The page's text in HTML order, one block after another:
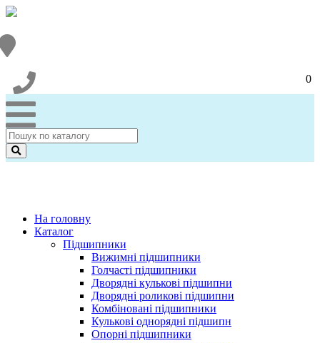
0
На головну
Каталог
Підшипники
Вижимні підшипники
Голчасті підшипники
Дворядні кулькові підшипни
Дворядні роликові підшипни
Комбіновані підшипники
Кулькові однорядні підшипн
Опорні підшипники